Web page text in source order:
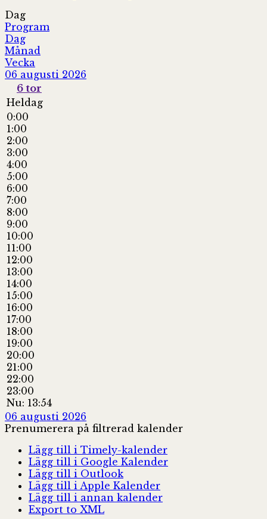
Dag
Program
Dag
Månad
Vecka
06 augusti 2026
6 tor
Heldag
0:00
1:00
2:00
3:00
4:00
5:00
6:00
7:00
8:00
9:00
10:00
11:00
12:00
13:00
14:00
15:00
16:00
17:00
18:00
19:00
20:00
21:00
22:00
23:00
Nu: 13:54
06 augusti 2026
Prenumerera på filtrerad kalender
Lägg till i Timely-kalender
Lägg till i Google Kalender
Lägg till i Outlook
Lägg till i Apple Kalender
Lägg till i annan kalender
Export to XML